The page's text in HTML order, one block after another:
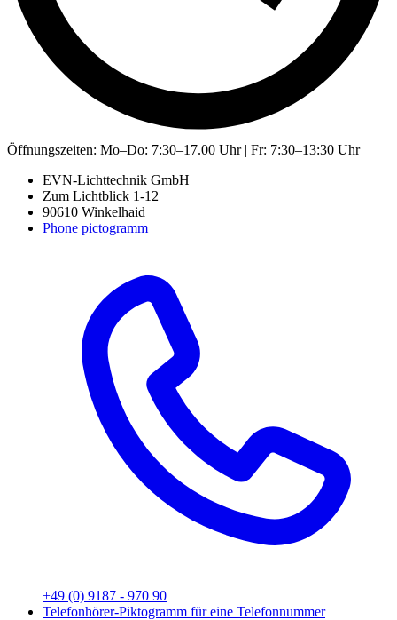
Öffnungszeiten: Mo–Do: 7:30–17.00 Uhr | Fr: 7:30–13:30 Uhr
EVN-Lichttechnik GmbH
Zum Lichtblick 1-12
90610 Winkelhaid
Phone pictogramm
+49 (0) 9187 - 970 90
Telefonhörer-Piktogramm für eine Telefonnummer